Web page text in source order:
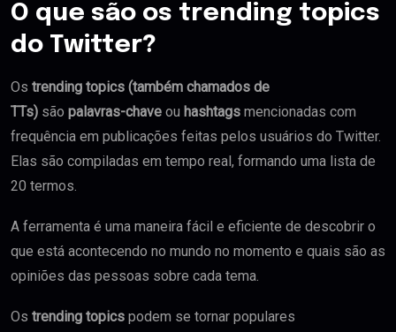
O que são os trending topics
do Twitter?
Os trending topics (também chamados de
TTs) são palavras-chave ou hashtags mencionadas com
frequência em publicações feitas pelos usuários do Twitter.
Elas são compiladas em tempo real, formando uma lista de
20 termos.
A ferramenta é uma maneira fácil e eficiente de descobrir o
que está acontecendo no mundo no momento e quais são as
opiniões das pessoas sobre cada tema.
Os trending topics podem se tornar populares